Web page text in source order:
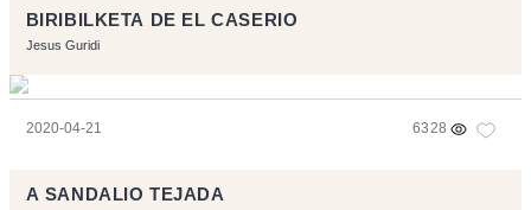
BIRIBILKETA DE EL CASERIO
Jesus Guridi
2020-04-21 6328
A SANDALIO TEJADA